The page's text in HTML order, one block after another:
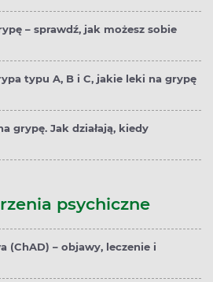
– sprawdź, jak możesz sobie
typu A, B i C, jakie leki na grypę
grypę. Jak działają, kiedy
psychiczne
(ChAD) – objawy, leczenie i